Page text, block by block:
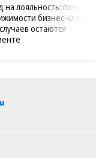
на лояльность:
бизнес-класса
остаются